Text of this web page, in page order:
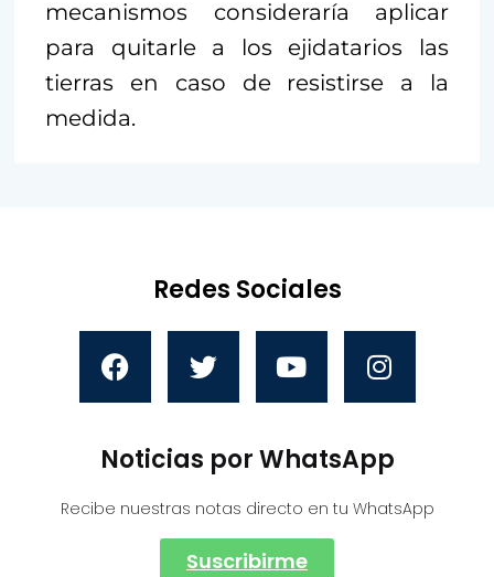
mecanismos consideraría aplicar
para quitarle a los ejidatarios las
tierras en caso de resistirse a la
medida.
Redes Sociales
Noticias por WhatsApp
Recibe nuestras notas directo en tu WhatsApp
Suscribirme